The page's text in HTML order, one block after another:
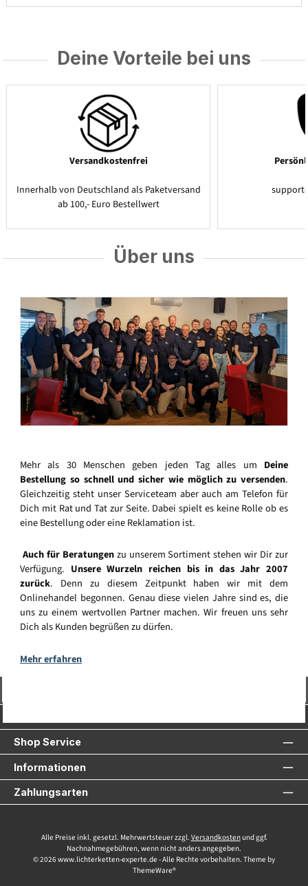
Deine Vorteile bei uns
Versandkostenfrei
Innerhalb von Deutschland als Paketversand
ab 100,- Euro Bestellwert
Über uns
Mehr als 30 Menschen geben jeden Tag alles um Deine
Bestellung so schnell und sicher wie möglich zu versenden.
Gleichzeitig steht unser Serviceteam aber auch am Telefon für
Dich mit Rat und Tat zur Seite. Dabei spielt es keine Rolle ob es
eine Bestellung oder eine Reklamation ist.
Auch für Beratungenzu unserem Sortiment stehen wir Dir zur
Verfügung. Unsere Wurzeln reichen bis in das Jahr 2007
zurück. Denn zu diesem Zeitpunkt haben wir mit dem
Onlinehandel begonnen. Genau diese vielen Jahre sind es, die
uns zu einem wertvollen Partner machen. Wir freuen uns sehr
Dich als Kunden begrüßen zu dürfen.
Mehr erfahren
Shop Service
Informationen
Zahlungsarten
Alle Preise inkl. gesetzl. Mehrwertsteuer zzgl. Versandkostenund ggf.
Nachnahmegebühren, wenn nicht anders angegeben.
© 2026 www.lichterketten-experte.de - Alle Rechte vorbehalten. Theme by
ThemeWare®